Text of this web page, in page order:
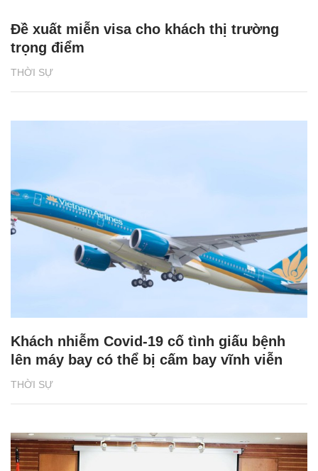
THỜI SỰ
Đề xuất miễn visa cho khách thị trường
trọng điểm
THỜI SỰ
Khách nhiễm Covid-19 cố tình giấu bệnh
lên máy bay có thể bị cấm bay vĩnh viễn